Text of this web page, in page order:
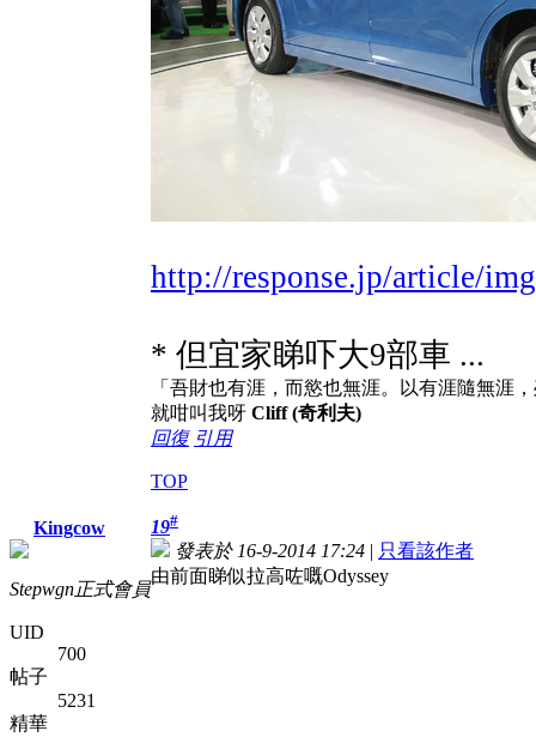
http://response.jp/article/
* 但宜家睇吓大9部車 ...
「吾財也有涯，而慾也無涯。以有涯隨無涯
就咁叫我呀 Cliff (奇利夫)
回復 引用
TOP
Kingcow
Stepwgn正式會員
UID
700
帖子
5231
精華
19#
發表於 16-9-2014 17:24 | 只看該作者
由前面睇似拉高咗嘅Odyssey